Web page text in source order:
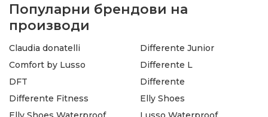
Популарни брендови на
производи
Claudia donatelli
Comfort by Lusso
DFT
Differente Fitness
Differente Junior
Differente L
Differente
Elly Shoes